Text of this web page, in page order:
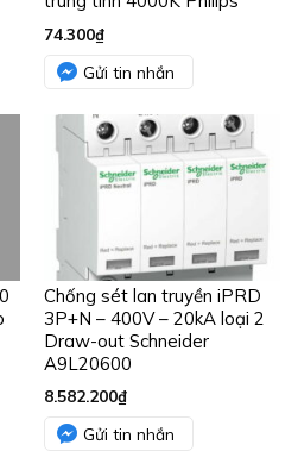
Gửi tin nhắn
Đèn tán quang âm trần 1.2m
bóng LED 2x20W sáng
vàng Paragon
PRFJ236L36/30
1.009.000₫
Gửi tin nhắn